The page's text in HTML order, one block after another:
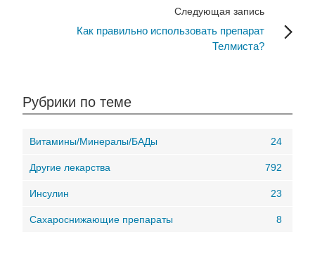
Следующая запись
Как правильно использовать препарат
Телмиста?
Рубрики по теме
Витамины/Минералы/БАДы 24
Другие лекарства 792
Инсулин 23
Сахароснижающие препараты 8